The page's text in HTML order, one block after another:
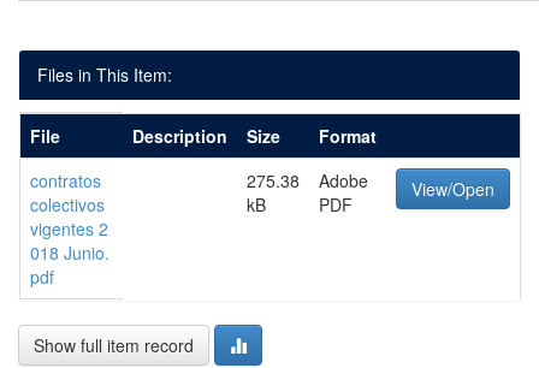
Files in This Item:
File Description Size
Format
contratos
colectivos
vigentes 2
018 Junio.
pdf
275.38
kB
Adobe
PDF
View/Open
Show full item record